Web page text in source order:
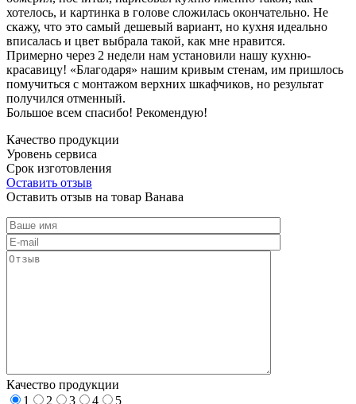
хотелось, и картинка в голове сложилась окончательно. Не
скажу, что это самый дешевый вариант, но кухня идеально
вписалась и цвет выбрала такой, как мне нравится.
Примерно через 2 недели нам установили нашу кухню-
красавицу! «Благодаря» нашим кривым стенам, им пришлось
помучиться с монтажом верхних шкафчиков, но результат
получился отменный.
Большое всем спасибо! Рекомендую!
Качество продукции
Уровень сервиса
Срок изготовления
Оставить отзыв
Оставить отзыв на товар Ванава
Качество продукции
1
2 3 4
5